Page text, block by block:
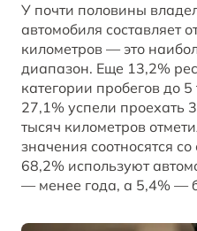
У почти половины
автомобиля составляет
километров — это
диапазон. Еще 13,2%
категории пробегов до
27,1% успели проехать
тысяч километров
значения соотносятся
68,2% используют
— менее года, а 5,4% —